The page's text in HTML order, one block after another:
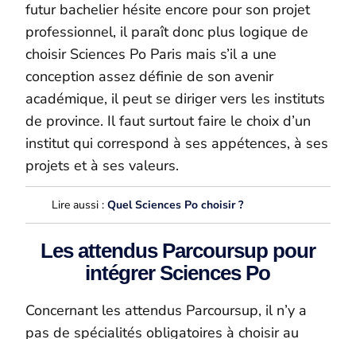
futur bachelier hésite encore pour son projet
professionnel, il paraît donc plus logique de
choisir Sciences Po Paris mais s’il a une
conception assez définie de son avenir
académique, il peut se diriger vers les instituts
de province. Il faut surtout faire le choix d’un
institut qui correspond à ses appétences, à ses
projets et à ses valeurs.
Lire aussi :Quel Sciences Po choisir ?
Les attendus Parcoursup pour
intégrer Sciences Po
Concernant les attendus Parcoursup, il n’y a
pas de spécialités obligatoires à choisir au